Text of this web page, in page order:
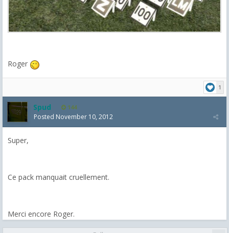
Roger
1
Spud 144
Posted November 10, 2012
Super,
Ce pack manquait cruellement.
Merci encore Roger.